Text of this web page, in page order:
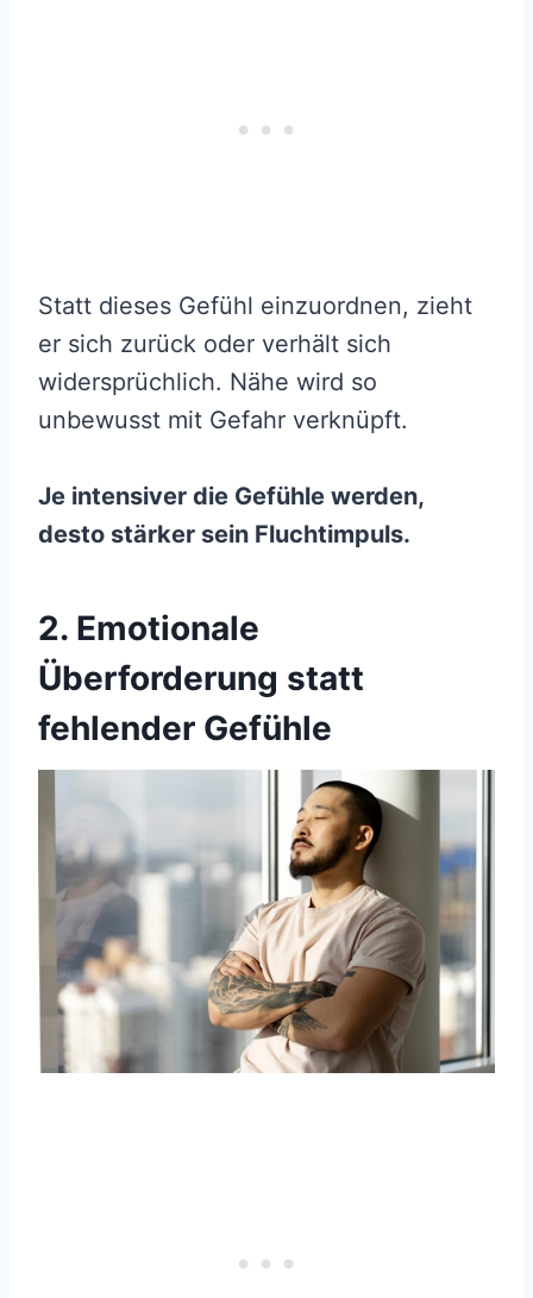
Statt dieses Gefühl einzuordnen, zieht
er sich zurück oder verhält sich
widersprüchlich. Nähe wird so
unbewusst mit Gefahr verknüpft.
Je intensiver die Gefühle werden,
desto stärker sein Fluchtimpuls.
2. Emotionale
Überforderung statt
fehlender Gefühle